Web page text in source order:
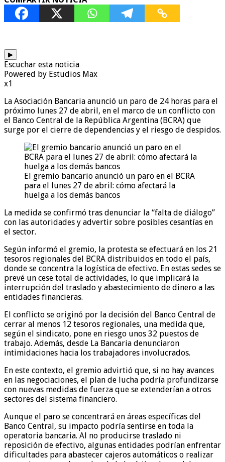
▶
Escuchar esta noticia
Powered by Estudios Max
x1
La Asociación Bancaria anunció un paro de 24 horas para el
próximo lunes 27 de abril, en el marco de un conflicto con
el Banco Central de la República Argentina (BCRA) que
surge por el cierre de dependencias y el riesgo de despidos.
El gremio bancario anunció un paro en el BCRA
para el lunes 27 de abril: cómo afectará la
huelga a los demás bancos
La medida se confirmó tras denunciar la “falta de diálogo”
con las autoridades y advertir sobre posibles cesantías en
el sector.
Según informó el gremio, la protesta se efectuará en los 21
tesoros regionales del BCRA distribuidos en todo el país,
donde se concentra la logística de efectivo. En estas sedes se
prevé un cese total de actividades, lo que implicará la
interrupción del traslado y abastecimiento de dinero a las
entidades financieras.
El conflicto se originó por la decisión del Banco Central de
cerrar al menos 12 tesoros regionales, una medida que,
según el sindicato, pone en riesgo unos 32 puestos de
trabajo. Además, desde La Bancaria denunciaron
intimidaciones hacia los trabajadores involucrados.
En este contexto, el gremio advirtió que, si no hay avances
en las negociaciones, el plan de lucha podría profundizarse
con nuevas medidas de fuerza que se extenderían a otros
sectores del sistema financiero.
Aunque el paro se concentrará en áreas específicas del
Banco Central, su impacto podría sentirse en toda la
operatoria bancaria. Al no producirse traslado ni
reposición de efectivo, algunas entidades podrían enfrentar
dificultades para abastecer cajeros automáticos o realizar